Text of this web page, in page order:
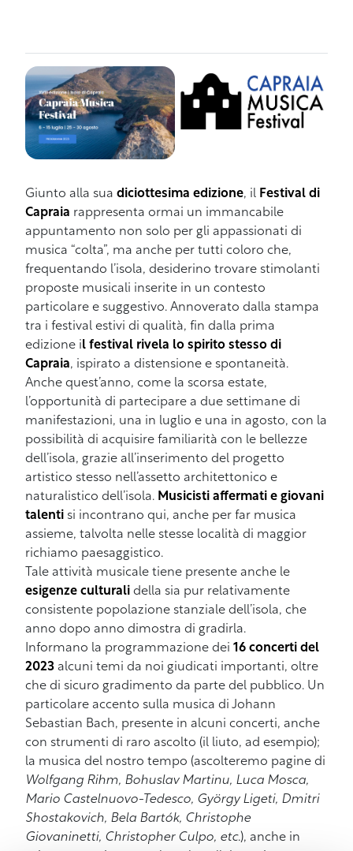
Giunto alla sua diciottesima edizione, il Festival di
Capraia rappresenta ormai un immancabile
appuntamento non solo per gli appassionati di
musica “colta”, ma anche per tutti coloro che,
frequentando l’isola, desiderino trovare stimolanti
proposte musicali inserite in un contesto
particolare e suggestivo. Annoverato dalla stampa
tra i festival estivi di qualità, fin dalla prima
edizione il festival rivela lo spirito stesso di
Capraia, ispirato a distensione e spontaneità.
Anche quest’anno, come la scorsa estate,
l’opportunità di partecipare a due settimane di
manifestazioni, una in luglio e una in agosto, con la
possibilità di acquisire familiarità con le bellezze
dell’isola, grazie all’inserimento del progetto
artistico stesso nell’assetto architettonico e
naturalistico dell’isola. Musicisti affermati e giovani
talenti si incontrano qui, anche per far musica
assieme, talvolta nelle stesse località di maggior
richiamo paesaggistico.
Tale attività musicale tiene presente anche le
esigenze culturali della sia pur relativamente
consistente popolazione stanziale dell’isola, che
anno dopo anno dimostra di gradirla.
Informano la programmazione dei 16 concerti del
2023 alcuni temi da noi giudicati importanti, oltre
che di sicuro gradimento da parte del pubblico. Un
particolare accento sulla musica di Johann
Sebastian Bach, presente in alcuni concerti, anche
con strumenti di raro ascolto (il liuto, ad esempio);
la musica del nostro tempo (ascolteremo pagine di
Wolfgang Rihm, Bohuslav Martinu, Luca Mosca,
Mario Castelnuovo-Tedesco, György Ligeti, Dmitri
Shostakovich, Bela Bartók, Christophe
Giovaninetti, Christopher Culpo, etc.), anche in